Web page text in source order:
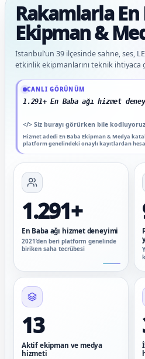
Rakamlarla En
Ekipman &
İstanbul’un 39 ilçesinde sahne, ses,
etkinlik ekipmanlarını teknik ihtiyaca
CANLI GÖRÜNÜM
1.291+ En Baba ağı hizmet
</> Siz burayı görürken bile
Hizmet adedi En Baba Ekipman & Medya
platform genelindeki onaylı kayıtlardan
Güncel veriler: 1.291+ En Baba ağı
1.291+
En Baba ağı hizmet deneyimi
2021’den beri platform genelinde
biriken saha tecrübesi
13
Aktif ekipman ve medya
hizmeti